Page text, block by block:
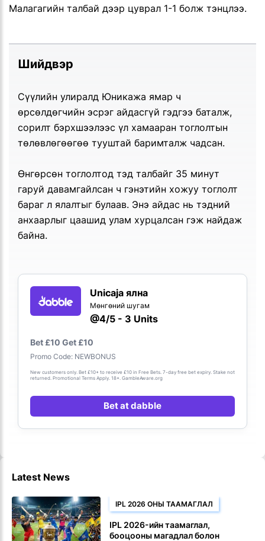
Малагагийн талбай дээр цуврал 1-1 болж тэнцлээ.
Шийдвэр
Сүүлийн улиралд Юникажа ямар ч
өрсөлдөгчийн эсрэг айдасгүй гэдгээ баталж,
сорилт бэрхшээлээс үл хамааран тоглолтын
төлөвлөгөөгөө тууштай баримталж чадсан.
Өнгөрсөн тоглолтод тэд талбайг 35 минут
гаруй давамгайлсан ч гэнэтийн хожуу тоглолт
бараг л ялалтыг булаав. Энэ айдас нь тэдний
анхаарлыг цаашид улам хурцалсан гэж найдаж
байна.
Unicaja ялна
Мөнгөний шугам
@4/5 - 3 Units
Bet £10 Get £10
Promo Code: NEWBONUS
New customers only. Bet £10+ to receive £10 in Free Bets. 7-day free bet expiry. Stake not
returned. Promotional Terms Apply. 18+. GambleAware.org
Bet at dabble
Latest News
IPL 2026 ОНЫ ТААМАГЛАЛ
IPL 2026-ийн таамаглал,
бооцооны магадлал болон